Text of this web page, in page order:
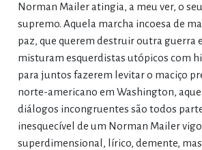
Norman Mailer atingia, a meu ver, o
supremo. Aquela marcha incoesa de
paz, que querem destruir outra guerra
misturam esquerdistas utópicos com
para juntos fazerem levitar o maciço
norte-americano em Washington,
diálogos incongruentes são todos
inesquecível de um Norman Mailer
superdimensional, lírico, demente,